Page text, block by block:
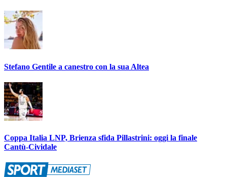
Stefano Gentile a canestro con la sua Altea
Coppa Italia LNP, Brienza sfida Pillastrini: oggi la finale
Cantù-Cividale